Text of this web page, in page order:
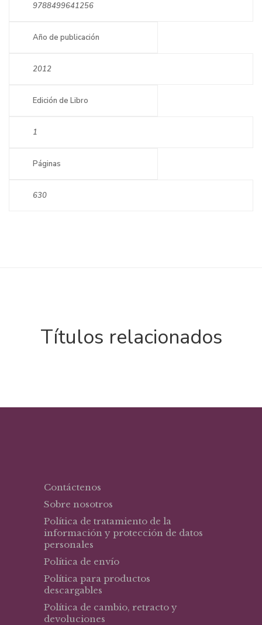
9788499641256
Año de publicación
2012
Edición de Libro
1
Páginas
630
Títulos relacionados
Contáctenos
Sobre nosotros
Política de tratamiento de la
información y protección de datos
personales
Política de envío
Política para productos
descargables
Política de cambio, retracto y
devoluciones